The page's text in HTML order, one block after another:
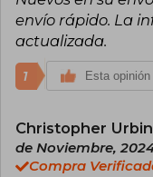
envío rápido. La
actualizada.
1 Esta opinión
Christopher
de Noviembre,
Compra